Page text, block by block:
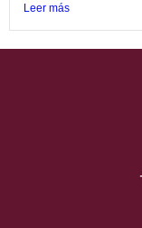
Leer más